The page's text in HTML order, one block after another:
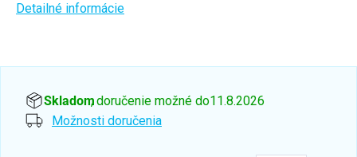
Detailné informácie
Skladom, doručenie možné do11.8.2026
Možnosti doručenia